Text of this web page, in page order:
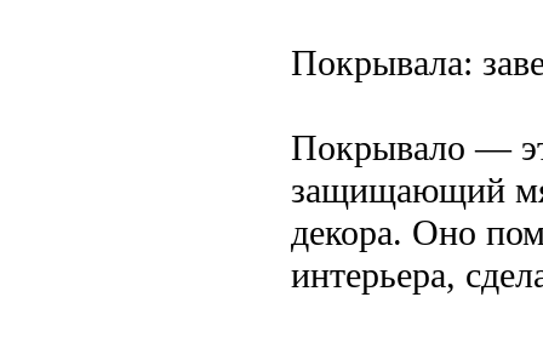
Покрывала:
Покрывало —
защищающий
декора. Оно
интерьера,